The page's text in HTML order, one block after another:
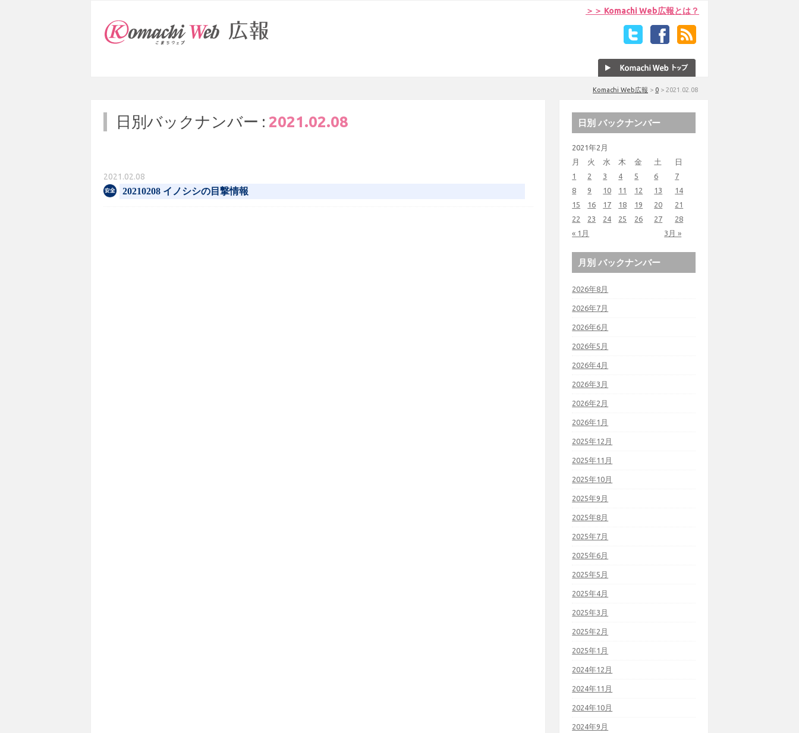
＞＞ Komachi Web広報とは？
Komachi Web広報 > 0 > 2021.02.08
日別バックナンバー : 2021.02.08
2021.02.08
20210208 イノシシの目撃情報
日別 バックナンバー
2021年2月
月
火 水 木 金 土 日
« 1月 3月 »
1 2 3 4 5 6
7
8
9 10 11 12 13
14
15
16 17 18 19 20
21
22
23 24 25 26 27 28
月別 バックナンバー
2026年8月
2026年7月
2026年6月
2026年5月
2026年4月
2026年3月
2026年2月
2026年1月
2025年12月
2025年11月
2025年10月
2025年9月
2025年8月
2025年7月
2025年6月
2025年5月
2025年4月
2025年3月
2025年2月
2025年1月
2024年12月
2024年11月
2024年10月
2024年9月